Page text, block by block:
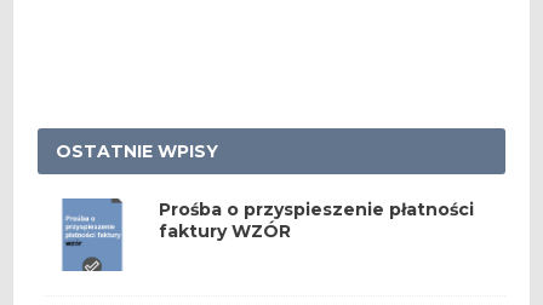
OSTATNIE WPISY
Prośba o przyspieszenie płatności
faktury WZÓR